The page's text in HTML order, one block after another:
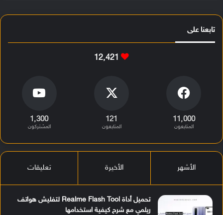
تابعنا على
12٬421
11٬000
المتابعون
121
المتابعون
1٬300
المشتركون
الأشهر الأخيرة تعليقات
تحميل أداة Realme Flash Tool لتفليش هواتف
ريلمي مع شرح كيفية استخدامها